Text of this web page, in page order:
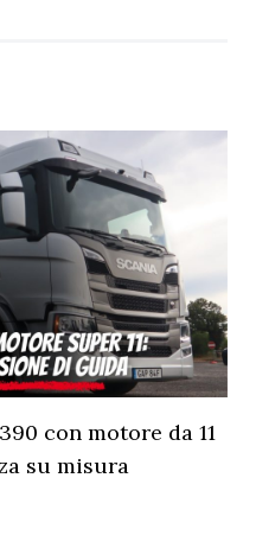
con motore da 11
su misura